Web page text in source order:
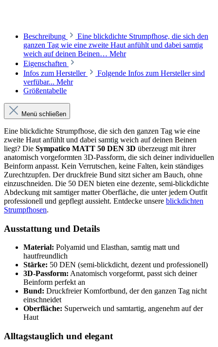
Beschreibung
Eine blickdichte Strumpfhose, die sich den
ganzen Tag wie eine zweite Haut anfühlt und dabei samtig
weich auf deinen Beinen… Mehr
Eigenschaften
Infos zum Hersteller
Folgende Infos zum Hersteller sind
verfübar... Mehr
Größentabelle
Menü schließen
Eine blickdichte Strumpfhose, die sich den ganzen Tag wie eine
zweite Haut anfühlt und dabei samtig weich auf deinen Beinen
liegt? Die Sympatico MATT 50 DEN 3D überzeugt mit ihrer
anatomisch vorgeformten 3D-Passform, die sich deiner individuellen
Beinform anpasst. Kein Verrutschen, keine Falten, kein ständiges
Zurechtzupfen. Der druckfreie Bund sitzt sicher am Bauch, ohne
einzuschneiden. Die 50 DEN bieten eine dezente, semi-blickdichte
Abdeckung mit samtiger matter Oberfläche, die unter jedem Outfit
professionell und gepflegt aussieht. Entdecke unsere blickdichten
Strumpfhosen.
Ausstattung und Details
Material: Polyamid und Elasthan, samtig matt und
hautfreundlich
Stärke: 50 DEN (semi-blickdicht, dezent und professionell)
3D-Passform: Anatomisch vorgeformt, passt sich deiner
Beinform perfekt an
Bund: Druckfreier Komfortbund, der den ganzen Tag nicht
einschneidet
Oberfläche: Superweich und samtartig, angenehm auf der
Haut
Alltagstauglich und elegant